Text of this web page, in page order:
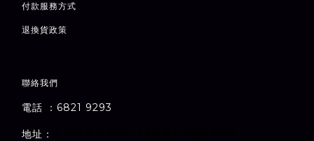
付款服務方式
退換貨政策
聯絡我們
電話 ：6821 9293
地址：